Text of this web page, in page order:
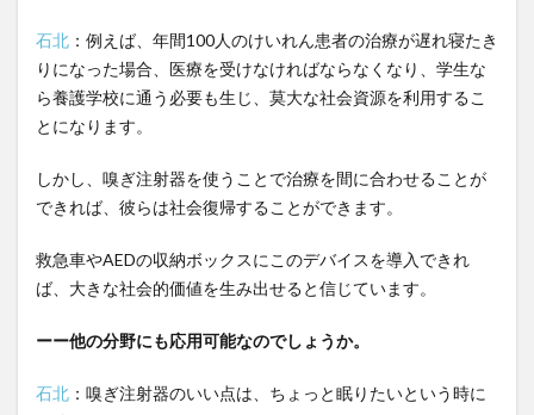
石北 ：例えば、年間100人のけいれん患者の治療が遅れ寝たき
りになった場合、医療を受けなければならなくなり、学生な
ら養護学校に通う必要も生じ、莫大な社会資源を利用するこ
とになります。
しかし、嗅ぎ注射器を使うことで治療を間に合わせることが
できれば、彼らは社会復帰することができます。
救急車やAEDの収納ボックスにこのデバイスを導入できれ
ば、大きな社会的価値を生み出せると信じています。
ーー他の分野にも応用可能なのでしょうか。
石北 ：嗅ぎ注射器のいい点は、ちょっと眠りたいという時に